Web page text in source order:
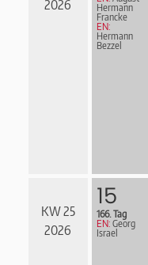
2026
Hermann
Francke
EN:
Hermann
Bezzel
KW 25
2026
15
166. Tag
EN: Georg
Israel